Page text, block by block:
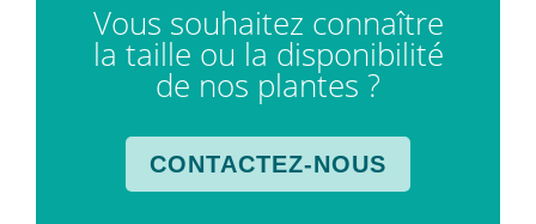
Vous souhaitez connaître
la taille ou la disponibilité
de nos plantes ?
CONTACTEZ-NOUS